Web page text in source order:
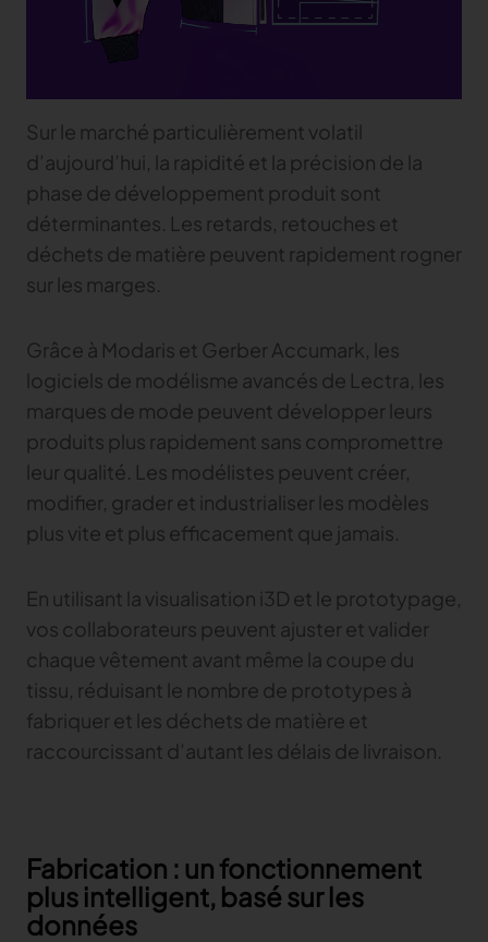
Sur le marché particulièrement volatil
d’aujourd’hui, la rapidité et la précision de la
phase de développement produit sont
déterminantes. Les retards, retouches et
déchets de matière peuvent rapidement rogner
sur les marges.
Grâce à Modaris et Gerber Accumark, les
logiciels de modélisme avancés de Lectra, les
marques de mode peuvent développer leurs
produits plus rapidement sans compromettre
leur qualité. Les modélistes peuvent créer,
modifier, grader et industrialiser les modèles
plus vite et plus efficacement que jamais.
En utilisant la visualisation i3D et le prototypage,
vos collaborateurs peuvent ajuster et valider
chaque vêtement avant même la coupe du
tissu, réduisant le nombre de prototypes à
fabriquer et les déchets de matière et
raccourcissant d’autant les délais de livraison.
Fabrication : un fonctionnement
plus intelligent, basé sur les
données